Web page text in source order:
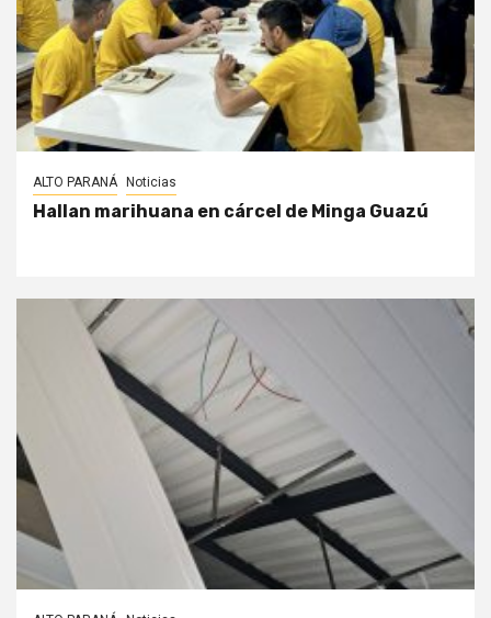
ALTO PARANÁ Noticias
Hallan marihuana en cárcel de Minga Guazú